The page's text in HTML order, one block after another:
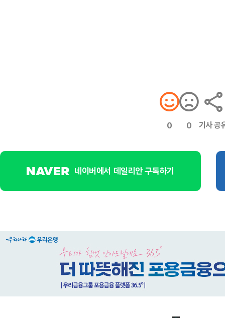
0 0 기사 공
네이버에서 데일리안 구독하기